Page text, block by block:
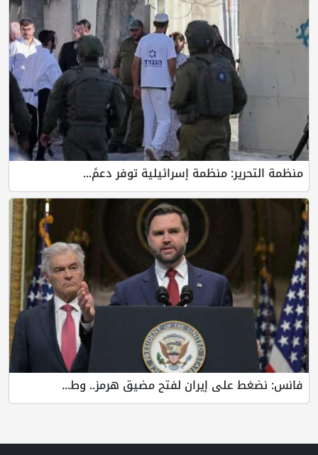
منظمة التحرير: منظمة إسرائيلية توفر دعمً...
فانس: نضغط على إيران لفتح مضيق هرمز.. وط...